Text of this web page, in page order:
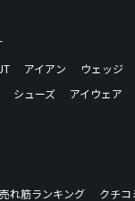
アイアン ウェッジ
シューズ アイウェア
売れ筋ランキング
クチ